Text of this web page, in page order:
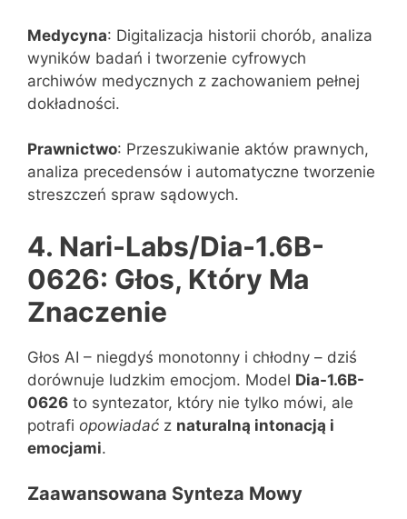
Medycyna: Digitalizacja historii chorób, analiza
wyników badań i tworzenie cyfrowych
archiwów medycznych z zachowaniem pełnej
dokładności.
Prawnictwo: Przeszukiwanie aktów prawnych,
analiza precedensów i automatyczne tworzenie
streszczeń spraw sądowych.
4. Nari-Labs/Dia-1.6B-
0626: Głos, Który Ma
Znaczenie
Głos AI – niegdyś monotonny i chłodny – dziś
dorównuje ludzkim emocjom. Model Dia-1.6B-
0626 to syntezator, który nie tylko mówi, ale
potrafi opowiadać z naturalną intonacją i
emocjami.
Zaawansowana Synteza Mowy